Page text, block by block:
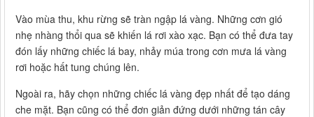
Vào mùa thu, khu rừng sẽ tràn ngập lá vàng. Những cơn gió
nhẹ nhàng thổi qua sẽ khiến lá rơi xào xạc. Bạn có thể đưa tay
đón lấy những chiếc lá bay, nhảy múa trong cơn mưa lá vàng
rơi hoặc hất tung chúng lên.
Ngoài ra, hãy chọn những chiếc lá vàng đẹp nhất để tạo dáng
che mặt. Bạn cũng có thể đơn giản đứng dưới những tán cây